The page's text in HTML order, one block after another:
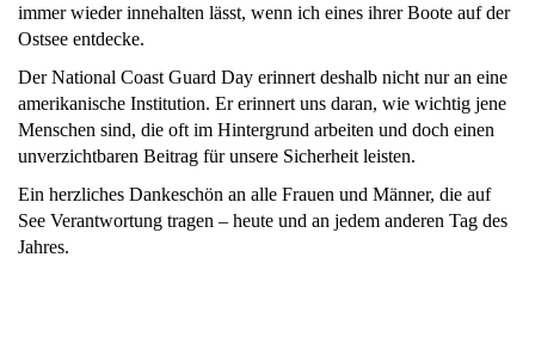
immer wieder innehalten lässt, wenn ich eines ihrer Boote auf der
Ostsee entdecke.
Der National Coast Guard Day erinnert deshalb nicht nur an eine
amerikanische Institution. Er erinnert uns daran, wie wichtig jene
Menschen sind, die oft im Hintergrund arbeiten und doch einen
unverzichtbaren Beitrag für unsere Sicherheit leisten.
Ein herzliches Dankeschön an alle Frauen und Männer, die auf
See Verantwortung tragen – heute und an jedem anderen Tag des
Jahres.